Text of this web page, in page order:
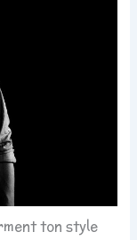
ton style